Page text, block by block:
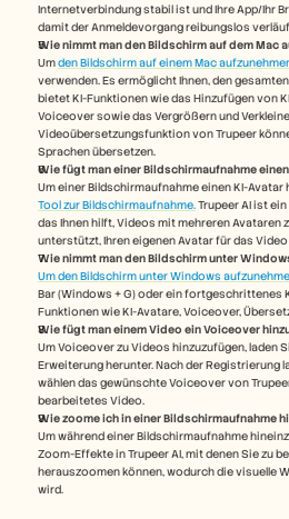
Internetverbindung stabil ist und Ihre App/Ihr
damit der Anmeldevorgang reibungslos
Wie nimmt man den Bildschirm auf dem Mac
Um den Bildschirm auf einem Mac
verwenden. Es ermöglicht Ihnen, den
bietet KI-Funktionen wie das Hinzufügen von
Voiceover sowie das Vergrößern und
Videoübersetzungsfunktion von Trupeer
Sprachen übersetzen.
Wie fügt man einer Bildschirmaufnahme
Um einer Bildschirmaufnahme einen KI-
Tool zur Bildschirmaufnahme. Trupeer AI ist
das Ihnen hilft, Videos mit mehreren Avataren
unterstützt, Ihren eigenen Avatar für das
Wie nimmt man den Bildschirm unter
Um den Bildschirm unter Windows
Bar (Windows + G) oder ein fortgeschrittenes
Funktionen wie KI-Avatare, Voiceover,
Wie fügt man einem Video ein Voiceover
Um Voiceover zu Videos hinzuzufügen, laden
Erweiterung herunter. Nach der Registrierung
wählen das gewünschte Voiceover von
bearbeitetes Video.
Wie zoome ich in einer Bildschirmaufnahme
Um während einer Bildschirmaufnahme
Zoom-Effekte in Trupeer AI, mit denen Sie zu
herauszoomen können, wodurch die visuelle
wird.